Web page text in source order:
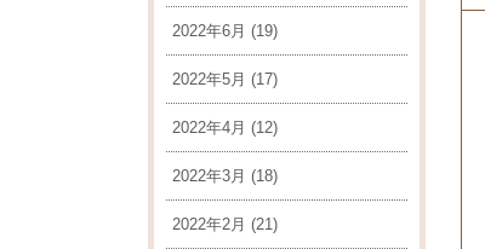
2022年6月 (19)
2022年5月 (17)
2022年4月 (12)
2022年3月 (18)
2022年2月 (21)